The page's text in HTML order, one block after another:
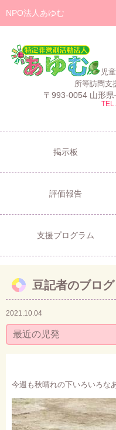
NPO法人あゆむ
児
所等訪問支
〒993-0054 山形
施設紹介
あゆむZIBUN LABO
サービス内容
支援プログラム
ご利用について
採用情報
お問い合わせ
掲示板
評価報告
支援プログラム
豆記者のブログ
2021.10.04
最近の児発
今週も秋晴れの下いろいろな